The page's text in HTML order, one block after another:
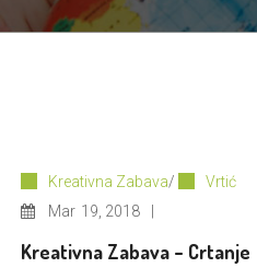
Kreativna Zabava/
Vrtić
Mar 19, 2018
Kreativna Zabava – Crtanje